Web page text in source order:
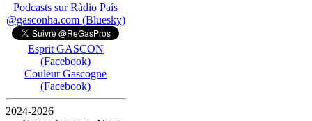
Podcasts sur Ràdio País
@gasconha.com (Bluesky)
Esprit GASCON
(Facebook)
Couleur Gascogne
(Facebook)
2024-2026